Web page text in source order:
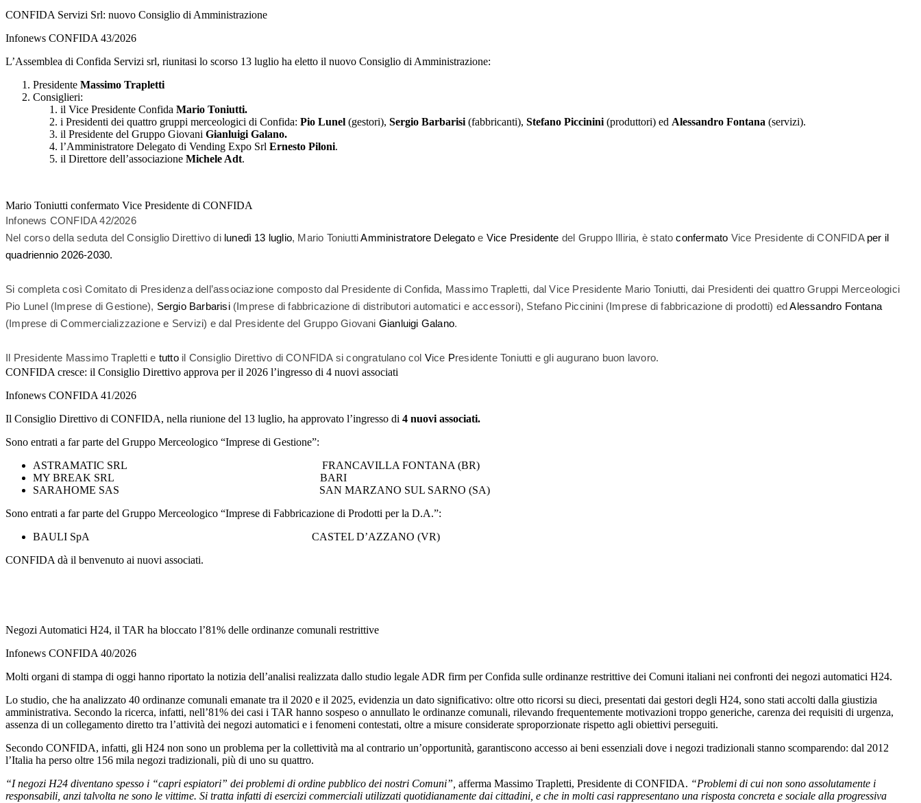
CONFIDA Servizi Srl: nuovo Consiglio di Amministrazione
Infonews CONFIDA 43/2026
L’Assemblea di Confida Servizi srl, riunitasi lo scorso 13 luglio ha eletto il nuovo Consiglio di Amministrazione:
Presidente Massimo Trapletti
Consiglieri:
il Vice Presidente Confida Mario Toniutti.
i Presidenti dei quattro gruppi merceologici di Confida: Pio Lunel (gestori), Sergio Barbarisi (fabbricanti), Stefano Piccinini (produttori) ed Alessandro Fontana (servizi).
il Presidente del Gruppo Giovani Gianluigi Galano.
l’Amministratore Delegato di Vending Expo Srl Ernesto Piloni.
il Direttore dell’associazione Michele Adt.
Mario Toniutti confermato Vice Presidente di CONFIDA
Infonews CONFIDA 42/2026
Nel corso della seduta del Consiglio Direttivo di lunedì 13 luglio, Mario ToniuttiAmministratore Delegato e Vice Presidente del Gruppo Illiria, è statoconfermato Vice Presidente di CONFIDAper il
quadriennio 2026-2030.
Si completa così Comitato di Presidenza dell’associazione composto dal Presidente di Confida, Massimo Trapletti, dal Vice Presidente Mario Toniutti, dai Presidenti dei quattro Gruppi Merceologici
Pio Lunel (Imprese di Gestione), Sergio Barbarisi(Imprese di fabbricazione di distributori automatici e accessori), Stefano Piccinini (Imprese di fabbricazione di prodotti) edAlessandro Fontana
(Imprese di Commercializzazione e Servizi) e dal Presidente del Gruppo Giovani Gianluigi Galano.
Il Presidente Massimo Trapletti e tutto il Consiglio Direttivo di CONFIDA si congratulano col Vice Presidente Toniutti e gli augurano buon lavoro.
CONFIDA cresce: il Consiglio Direttivo approva per il 2026 l’ingresso di 4 nuovi associati
Infonews CONFIDA 41/2026
Il Consiglio Direttivo di CONFIDA, nella riunione del 13 luglio, ha approvato l’ingresso di 4 nuovi associati.
Sono entrati a far parte del Gruppo Merceologico “Imprese di Gestione”:
ASTRAMATIC SRL FRANCAVILLA FONTANA (BR)
MY BREAK SRL BARI
SARAHOME SAS SAN MARZANO SUL SARNO (SA)
Sono entrati a far parte del Gruppo Merceologico “Imprese di Fabbricazione di Prodotti per la D.A.”:
BAULI SpA CASTEL D’AZZANO (VR)
CONFIDA dà il benvenuto ai nuovi associati.
Negozi Automatici H24, il TAR ha bloccato l’81% delle ordinanze comunali restrittive
Infonews CONFIDA 40/2026
Molti organi di stampa di oggi hanno riportato la notizia dell’analisi realizzata dallo studio legale ADR firm per Confida sulle ordinanze restrittive dei Comuni italiani nei confronti dei negozi automatici H24.
Lo studio, che ha analizzato 40 ordinanze comunali emanate tra il 2020 e il 2025, evidenzia un dato significativo: oltre otto ricorsi su dieci, presentati dai gestori degli H24, sono stati accolti dalla giustizia
amministrativa. Secondo la ricerca, infatti, nell’81% dei casi i TAR hanno sospeso o annullato le ordinanze comunali, rilevando frequentemente motivazioni troppo generiche, carenza dei requisiti di urgenza,
assenza di un collegamento diretto tra l’attività dei negozi automatici e i fenomeni contestati, oltre a misure considerate sproporzionate rispetto agli obiettivi perseguiti.
Secondo CONFIDA, infatti, gli H24 non sono un problema per la collettività ma al contrario un’opportunità, garantiscono accesso ai beni essenziali dove i negozi tradizionali stanno scomparendo: dal 2012
l’Italia ha perso oltre 156 mila negozi tradizionali, più di uno su quattro.
“I negozi H24 diventano spesso i “capri espiatori” dei problemi di ordine pubblico dei nostri Comuni”, afferma Massimo Trapletti, Presidente di CONFIDA. “Problemi di cui non sono assolutamente i
responsabili, anzi talvolta ne sono le vittime. Si tratta infatti di esercizi commerciali utilizzati quotidianamente dai cittadini, e che in molti casi rappresentano una risposta concreta e sociale alla progressiva